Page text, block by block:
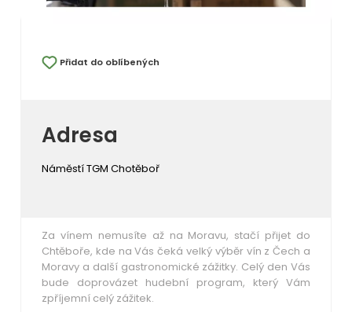
Přidat do oblíbených
Adresa
Náměstí TGM Chotěboř
Za vínem nemusíte až na Moravu, stačí přijet do
Chtěboře, kde na Vás čeká velký výběr vín z Čech a
Moravy a další gastronomické zážitky. Celý den Vás
bude doprovázet hudební program, který Vám
zpříjemní celý zážitek.